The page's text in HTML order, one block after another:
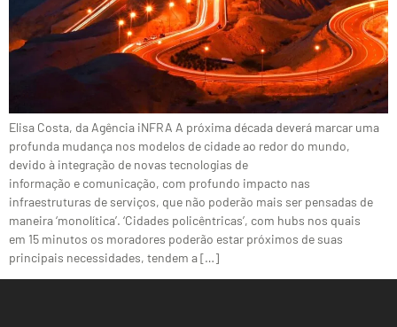
Elisa Costa, da Agência iNFRA A próxima década deverá marcar uma
profunda mudança nos modelos de cidade ao redor do mundo,
devido à integração de novas tecnologias de
informação e comunicação, com profundo impacto nas
infraestruturas de serviços, que não poderão mais ser pensadas de
maneira ‘monolítica’. ‘Cidades policêntricas’, com hubs nos quais
em 15 minutos os moradores poderão estar próximos de suas
principais necessidades, tendem a […]